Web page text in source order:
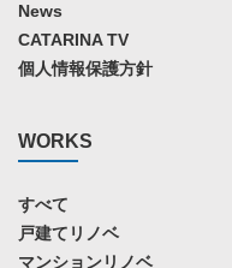
News
CATARINA TV
個人情報保護方針
WORKS
すべて
戸建てリノベ
マンションリノベ